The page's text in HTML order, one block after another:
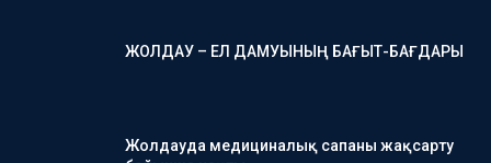
ЖОЛДАУ – ЕЛ ДАМУЫНЫҢ БАҒЫТ-БАҒДАРЫ
Жолдауда медициналық сапаны жақсарту